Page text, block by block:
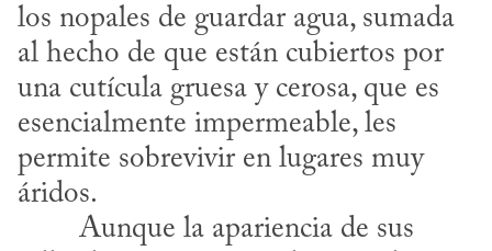
los nopales de guardar agua, sumada
al hecho de que están cubiertos por
una cutícula gruesa y cerosa, que es
esencialmente impermeable, les
permite sobrevivir en lugares muy
áridos.